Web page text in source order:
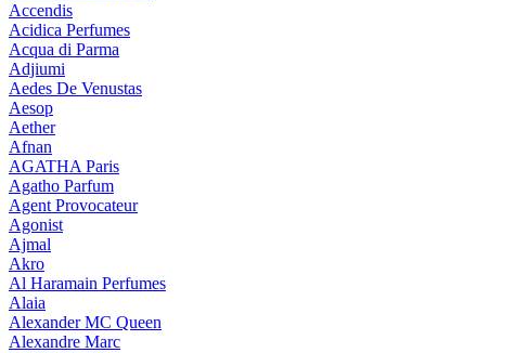
Accendis
Acidica Perfumes
Acqua di Parma
Adjiumi
Aedes De Venustas
Aesop
Aether
Afnan
AGATHA Paris
Agatho Parfum
Agent Provocateur
Agonist
Ajmal
Akro
Al Haramain Perfumes
Alaia
Alexander MC Queen
Alexandre Marc